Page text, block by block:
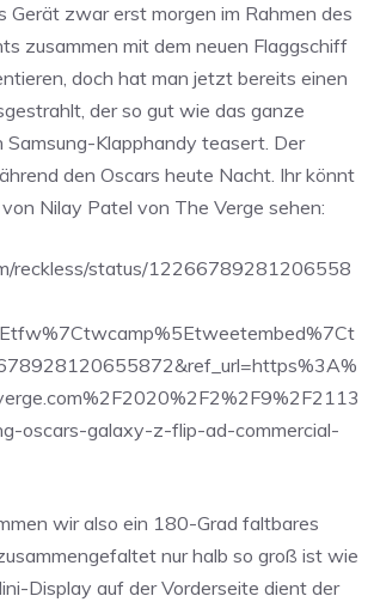
Gerät zwar erst morgen im Rahmen des
zusammen mit dem neuen Flaggschiff
doch hat man jetzt bereits einen
der so gut wie das ganze
Samsung-Klapphandy teasert. Der
den Oscars heute Nacht. Ihr könnt
Nilay Patel von The Verge sehen:
reckless/status/12266789281206558
oscars-galaxy-z-flip-ad-commercial-
wir also ein 180-Grad faltbares
nur halb so groß ist wie
Display auf der Vorderseite dient der